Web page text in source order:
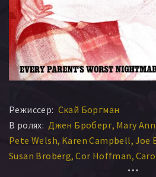
Режиссер: Скай Боргман
В ролях: Джен Броберг Mary
Pete Welsh Karen Campbell Joe
Susan Broberg Cor Hoffman